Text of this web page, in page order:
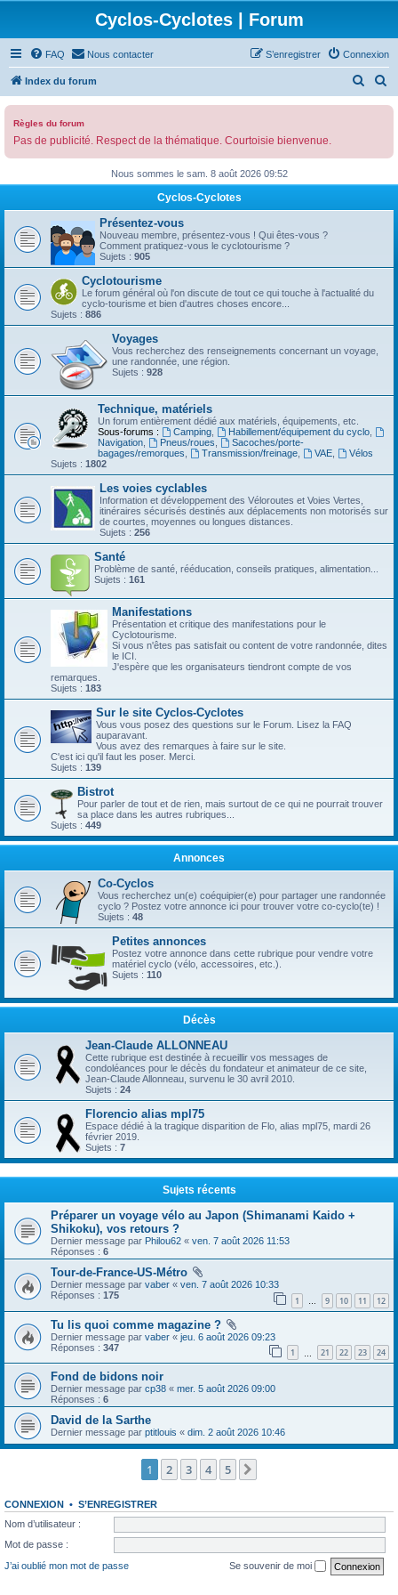
Cyclos-Cyclotes | Forum
FAQ Nous contacter Connexion
S’enregistrer
Index du forum
r
c
r
r
c
r
Règles du forum
Pas de publicité. Respect de la thématique. Courtoisie bienvenue.
Nous sommes le sam. 8 août 2026 09:52
Cyclos-Cyclotes
Présentez-vous
Nouveau membre, présentez-vous ! Qui êtes-vous ?
Comment pratiquez-vous le cyclotourisme ?
Sujets : 905
Cyclotourisme
Le forum général où l'on discute de tout ce qui touche à l'actualité du
cyclo-tourisme et bien d'autres choses encore...
Sujets : 886
Voyages
Vous recherchez des renseignements concernant un voyage,
une randonnée, une région.
Sujets : 928
Technique, matériels
Un forum entièrement dédié aux matériels, équipements, etc.
Sous-forums :
Camping, Habillement/équipement du cyclo,
Navigation
Pneus/roues
Sacoches/porte-
bagages/remorques
Transmission/freinage, VAE,
Vélos
Sujets : 1802
Les voies cyclables
Information et développement des Véloroutes et Voies Vertes,
itinéraires sécurisés destinés aux déplacements non motorisés sur
de courtes, moyennes ou longues distances.
Sujets : 256
Santé
Problème de santé, rééducation, conseils pratiques, alimentation...
Sujets : 161
Manifestations
Présentation et critique des manifestations pour le
Cyclotourisme.
Si vous n'êtes pas satisfait ou content de votre randonnée, dites
le ICI.
J'espère que les organisateurs tiendront compte de vos
remarques.
Sujets : 183
Sur le site Cyclos-Cyclotes
Vous vous posez des questions sur le Forum. Lisez la FAQ
auparavant.
Vous avez des remarques à faire sur le site.
C'est ici qu'il faut les poser. Merci.
Sujets : 139
Bistrot
Pour parler de tout et de rien, mais surtout de ce qui ne pourrait trouver
sa place dans les autres rubriques...
Sujets : 449
Annonces
Co-Cyclos
Vous recherchez un(e) coéquipier(e) pour partager une randonnée
cyclo ? Postez votre annonce ici pour trouver votre co-cyclo(te) !
Sujets : 48
Petites annonces
Postez votre annonce dans cette rubrique pour vendre votre
matériel cyclo (vélo, accessoires, etc.).
Sujets : 110
Décès
Jean-Claude ALLONNEAU
Cette rubrique est destinée à recueillir vos messages de
condoléances pour le décès du fondateur et animateur de ce site,
Jean-Claude Allonneau, survenu le 30 avril 2010.
Sujets : 24
Florencio alias mpl75
Espace dédié à la tragique disparition de Flo, alias mpl75, mardi 26
février 2019.
Sujets : 7
Sujets récents
Préparer un voyage vélo au Japon (Shimanami Kaido +
Shikoku), vos retours ?
Dernier message par Philou62 « ven. 7 août 2026 11:53
Réponses : 6
Tour-de-France-US-Métro
Dernier message par vaber « ven. 7 août 2026 10:33
Réponses : 175 1 … 9 10 11 12
Tu lis quoi comme magazine ?
Dernier message par vaber « jeu. 6 août 2026 09:23
Réponses : 347 1 21 22 23 24
Fond de bidons noir
Dernier message par cp38 « mer. 5 août 2026 09:00
Réponses : 6
David de la Sarthe
Dernier message par ptitlouis « dim. 2 août 2026 10:46
1 2 3 4 5
CONNEXION • S’ENREGISTRER
Nom d’utilisateur :
Mot de passe :
J’ai oublié mon mot de passe
Se souvenir de moi